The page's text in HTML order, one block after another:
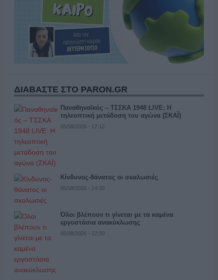
ΔΙΑΒΑΣΤΕ ΣΤΟ PARON.GR
Παναθηναϊκός – ΤΣΣΚΑ 1948 LIVE: Η
τηλεοπτική μετάδοση του αγώνα (ΣΚΑΪ)
05/08/2026 - 17:12
Κίνδυνος-θάνατος οι σκαλωσιές
05/08/2026 - 14:30
Όλοι βλέπουν τι γίνεται με τα καμένα
εργοστάσια ανακύκλωσης
05/08/2026 - 12:30